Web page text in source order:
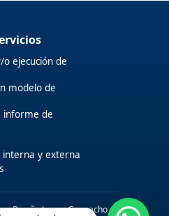
ejecución de
modelo de
informe de
interna y externa
DiseñoJames Guapacho